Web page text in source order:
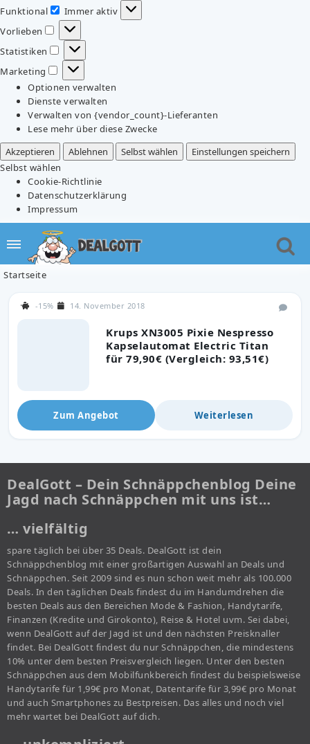
Funktional
Funktional
Immer aktiv
Vorlieben
Vorlieben
Statistiken
Statistiken
Marketing
Marketing
Optionen verwalten
Dienste verwalten
Verwalten von {vendor_count}-Lieferanten
Lese mehr über diese Zwecke
Akzeptieren
Ablehnen Selbst wählen
Einstellungen speichern
Selbst wählen
Cookie-Richtlinie
Datenschutzerklärung
Impressum
Startseite
Krups XN3005 Pixie Nespresso
Kapselautomat Electric Titan
für 79,90€ (Vergleich: 93,51€)
-15% 14. November 2018
Zum Angebot Weiterlesen
DealGott – Dein Schnäppchenblog Deine
Jagd nach Schnäppchen mit uns ist…
… vielfältig
spare täglich bei über 35 Deals. DealGott ist dein
Schnäppchenblog mit einer großartigen Auswahl an Deals und
Schnäppchen. Seit 2009 sind es nun schon weit mehr als 100.000
Deals. In den täglichen Deals findest du im Handumdrehen die
besten Deals aus den Bereichen Mode & Fashion, Handytarife,
Finanzen (Kredite und Girokonto), Reise & Hotel uvm. Sei dabei,
wenn DealGott auf der Jagd ist und den nächsten Preisknaller
findet. Bei DealGott findest du nur Schnäppchen, die mindestens
10% unter dem besten Preisvergleich liegen. Unter den besten
Schnäppchen aus dem Mobilfunkbereich findest du beispielsweise
Handytarife für 1,99€ pro Monat, Datentarife für 3,99€ pro Monat
und auch Smartphones zu Bestpreisen. Das alles und noch viel
mehr wartet bei DealGott auf dich.